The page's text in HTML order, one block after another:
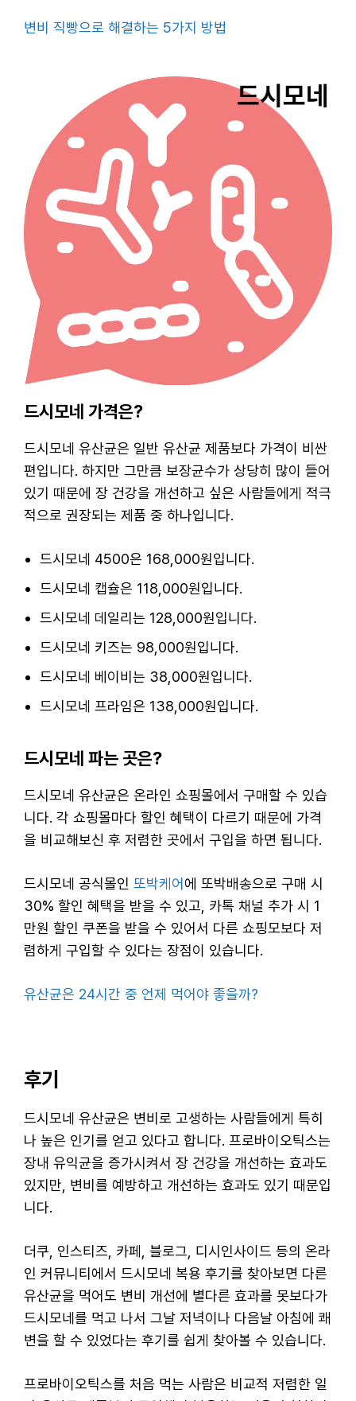
변비 직빵으로 해결하는 5가지 방법
드시모네 가격은?
드시모네 유산균은 일반 유산균 제품보다 가격이 비싼
편입니다. 하지만 그만큼 보장균수가 상당히 많이 들어
있기 때문에 장 건강을 개선하고 싶은 사람들에게 적극
적으로 권장되는 제품 중 하나입니다.
드시모네 4500은 168,000원입니다.
드시모네 캡슐은 118,000원입니다.
드시모네 데일리는 128,000원입니다.
드시모네 키즈는 98,000원입니다.
드시모네 베이비는 38,000원입니다.
드시모네 프라임은 138,000원입니다.
드시모네 파는 곳은?
드시모네 유산균은 온라인 쇼핑몰에서 구매할 수 있습
니다. 각 쇼핑몰마다 할인 혜택이 다르기 때문에 가격
을 비교해보신 후 저렴한 곳에서 구입을 하면 됩니다.
드시모네 공식몰인 또박케어 에 또박배송으로 구매 시
30% 할인 혜택을 받을 수 있고, 카톡 채널 추가 시 1
만원 할인 쿠폰을 받을 수 있어서 다른 쇼핑모보다 저
렴하게 구입할 수 있다는 장점이 있습니다.
유산균은 24시간 중 언제 먹어야 좋을까?
후기
드시모네 유산균은 변비로 고생하는 사람들에게 특히
나 높은 인기를 얻고 있다고 합니다. 프로바이오틱스는
장내 유익균을 증가시켜서 장 건강을 개선하는 효과도
있지만, 변비를 예방하고 개선하는 효과도 있기 때문입
니다.
더쿠, 인스티즈, 카페, 블로그, 디시인사이드 등의 온라
인 커뮤니티에서 드시모네 복용 후기를 찾아보면 다른
유산균을 먹어도 변비 개선에 별다른 효과를 못보다가
드시모네를 먹고 나서 그날 저녁이나 다음날 아침에 쾌
변을 할 수 있었다는 후기를 쉽게 찾아볼 수 있습니다.
프로바이오틱스를 처음 먹는 사람은 비교적 저렴한 일